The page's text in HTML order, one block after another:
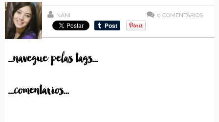
NANI 0 COMENTÁRIOS
...navegue pelas tags...
...comentarios...